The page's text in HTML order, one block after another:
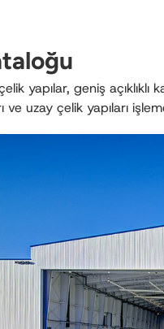
yapılar, geniş açıklıklı
ve uzay çelik yapıları